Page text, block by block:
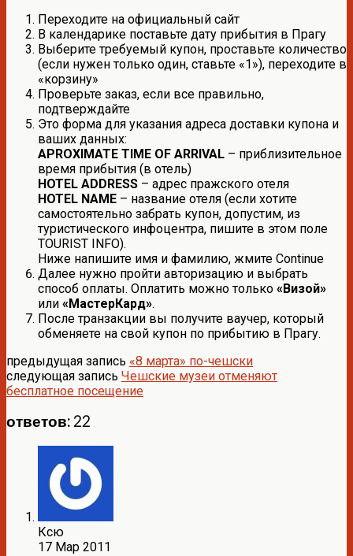
Переходите на официальный сайт
В календарике поставьте дату прибытия в Прагу
Выберите требуемый купон, проставьте количество
(если нужен только один, ставьте «1»), переходите в
«корзину»
Проверьте заказ, если все правильно,
подтверждайте
Это форма для указания адреса доставки купона и
ваших данных:
APROXIMATE TIME OF ARRIVAL – приблизительное
время прибытия (в отель)
HOTEL ADDRESS – адрес пражского отеля
HOTEL NAME – название отеля (если хотите
самостоятельно забрать купон, допустим, из
туристического инфоцентра, пишите в этом поле
TOURIST INFO).
Ниже напишите имя и фамилию, жмите Continue
Далее нужно пройти авторизацию и выбрать
способ оплаты. Оплатить можно только «Визой»
или «МастерКард».
После транзакции вы получите ваучер, который
обменяете на свой купон по прибытию в Прагу.
предыдущая запись «8 марта» по-чешски
следующая запись Чешские музеи отменяют
бесплатное посещение
ответов: 22
Ксю
17 Мар 2011